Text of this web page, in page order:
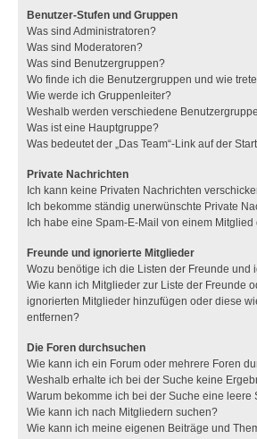
Benutzer-Stufen und Gruppen
Was sind Administratoren?
Was sind Moderatoren?
Was sind Benutzergruppen?
Wo finde ich die Benutzergruppen und wie
Wie werde ich Gruppenleiter?
Weshalb werden verschiedene
Was ist eine Hauptgruppe?
Was bedeutet der „Das Team“-Link auf der
Private Nachrichten
Ich kann keine Privaten Nachrichten
Ich bekomme ständig unerwünschte Private
Ich habe eine Spam-E-Mail von einem
Freunde und ignorierte Mitglieder
Wozu benötige ich die Listen der Freunde und
Wie kann ich Mitglieder zur Liste der Freunde
ignorierten Mitglieder hinzufügen oder diese
entfernen?
Die Foren durchsuchen
Wie kann ich ein Forum oder mehrere Foren
Weshalb erhalte ich bei der Suche keine
Warum bekomme ich bei der Suche eine leere
Wie kann ich nach Mitgliedern suchen?
Wie kann ich meine eigenen Beiträge und